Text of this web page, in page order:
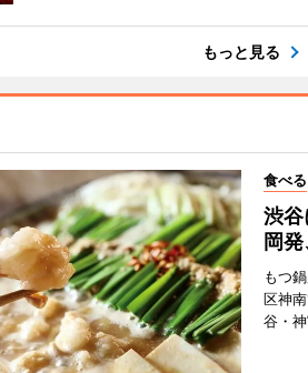
もっと見る
食べる
渋
岡
もつ
区神
谷・